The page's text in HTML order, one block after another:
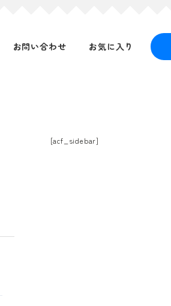
お問い合わせ お気に入り
[acf_sidebar]